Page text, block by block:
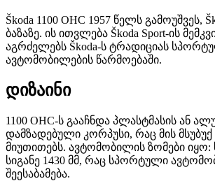
Škoda 1100 OHC 1957 წელს გამოუშვეს,
ბაზაზე. ის ითვლება Škoda Sport-ის
აგრძელებს Škoda-ს ტრადიციას
ავტომობილების წარმოებაში.
დიზაინი
1100 OHC-ს გააჩნდა პლასტმასის ან
დამზადებული კორპუსი, რაც მის
მიუთითებს. ავტომობილის ზომები იყო:
სიგანე 1430 მმ, რაც სპორტული
შეესაბამება.